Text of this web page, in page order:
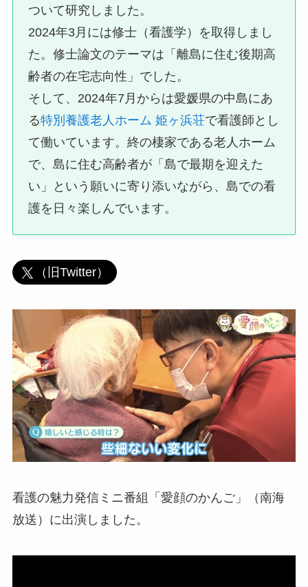
ついて研究しました。
2024年3月には修士（看護学）を取得しまし
た。修士論文のテーマは「離島に住む後期高
齢者の在宅志向性」でした。
そして、2024年7月からは愛媛県の中島にあ
る特別養護老人ホーム 姫ヶ浜荘で看護師とし
て働いています。終の棲家である老人ホーム
で、島に住む高齢者が「島で最期を迎えた
い」という願いに寄り添いながら、島での看
護を日々楽しんでいます。
（旧Twitter）
看護の魅力発信ミニ番組「愛顔のかんご」（南海
放送）に出演しました。